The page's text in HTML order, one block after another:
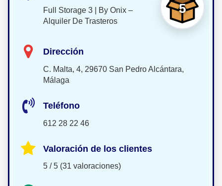
5
Full Storage 3 | By Onix –
Alquiler De Trasteros
Dirección
C. Malta, 4, 29670 San Pedro Alcántara,
Málaga
Teléfono
612 28 22 46
Valoración de los clientes
5 / 5 (31 valoraciones)